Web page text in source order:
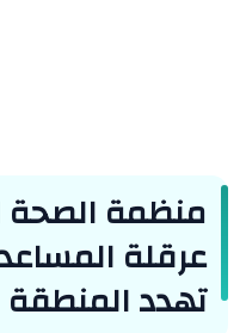
منظمة الصحة
عرقلة
تهدد المنطقة